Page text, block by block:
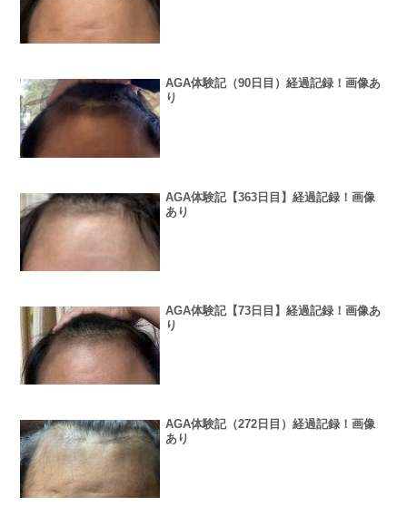
AGA体験記（90日目）経過記録！画像あ
り
AGA体験記【363日目】経過記録！画像
あり
AGA体験記【73日目】経過記録！画像あ
り
AGA体験記（272日目）経過記録！画像
あり